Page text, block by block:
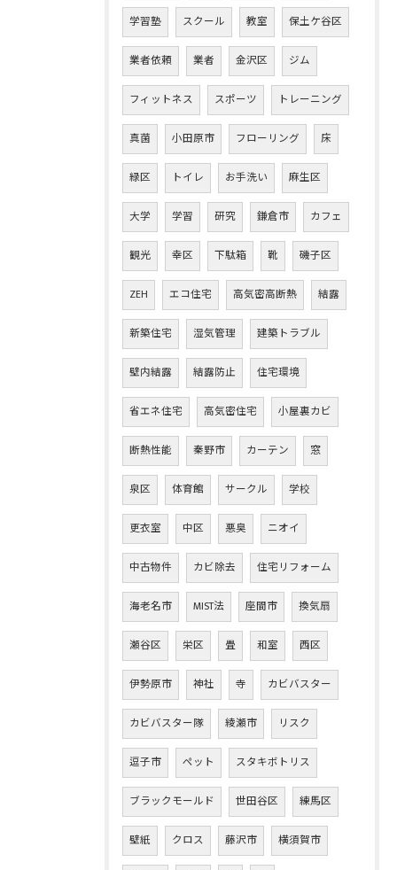
学習塾 スクール 教室 保土ケ谷区
業者依頼 業者 金沢区 ジム
フィットネス スポーツ トレーニング
真菌 小田原市 フローリング 床
緑区 トイレ お手洗い 麻生区
大学 学習 研究 鎌倉市 カフェ
観光 幸区 下駄箱 靴 磯子区
ZEH エコ住宅 高気密高断熱 結露
新築住宅 湿気管理 建築トラブル
壁内結露 結露防止 住宅環境
省エネ住宅 高気密住宅 小屋裏カビ
断熱性能 秦野市 カーテン 窓
泉区 体育館 サークル 学校
更衣室 中区 悪臭 ニオイ
中古物件 カビ除去 住宅リフォーム
海老名市 MIST法 座間市 換気扇
瀬谷区 栄区 畳 和室 西区
伊勢原市 神社 寺 カビバスター
カビバスター隊 綾瀬市 リスク
逗子市 ペット スタキボトリス
ブラックモールド 世田谷区 練馬区
壁紙 クロス 藤沢市 横須賀市